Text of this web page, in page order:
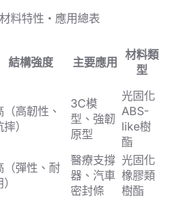
料特性・應用總表
結構強度 主要應用
材料類
型
（高韌性、
）
3C模
型、強韌
原型
光固化
ABS-
like樹
酯
（彈性、耐
醫療支撐
器、汽車
密封條
光固化
橡膠類
樹酯